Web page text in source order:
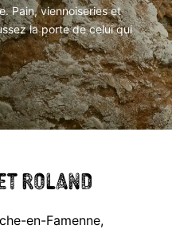
Pain, viennoiseries et
la porte de celui qui
Roland
en-Famenne,